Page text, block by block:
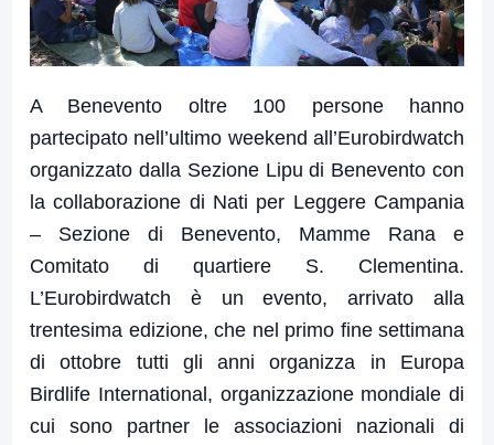
A Benevento oltre 100 persone hanno
partecipato nell’ultimo weekend all’Eurobirdwatch
organizzato dalla Sezione Lipu di Benevento con
la collaborazione di Nati per Leggere Campania
– Sezione di Benevento, Mamme Rana e
Comitato di quartiere S. Clementina.
L’Eurobirdwatch è un evento, arrivato alla
trentesima edizione, che nel primo fine settimana
di ottobre tutti gli anni organizza in Europa
Birdlife International, organizzazione mondiale di
cui sono partner le associazioni nazionali di